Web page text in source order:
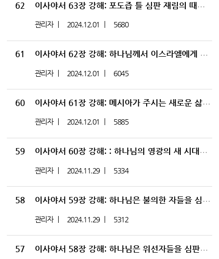
62 이사야서 63장 강해: 포도즙 틀 심판 재림의 때에 여호와 하나님의 승리 선포
관리자 2024.12.01 5680
61 이사야서 62장 강해: 하나님께서 이스라엘에게 새 이름을 주심
관리자 2024.12.01 6045
60 이사야서 61장 강해: 메시아가 주시는 새로운 삶: 구원의 기쁜 소식
관리자 2024.12.01 5885
59 이사야서 60장 강해: : 하나님의 영광의 새 시대가 온다
관리자 2024.11.29 5334
58 이사야서 59장 강해: 하나님은 불의한 자들을 심판하신다
관리자 2024.11.29 5312
57 이사야서 58장 강해: 하나님은 위선자들을 심판하신다